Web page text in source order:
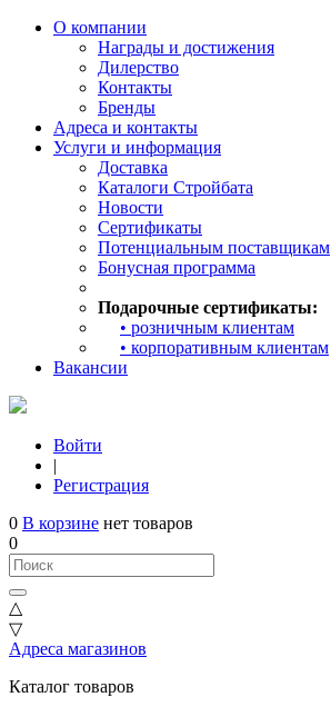
О компании
Награды и достижения
Дилерство
Контакты
Бренды
Адреса и контакты
Услуги и информация
Доставка
Каталоги Стройбата
Новости
Сертификаты
Потенциальным поставщикам
Бонусная программа
Подарочные сертификаты:
• розничным клиентам
• корпоративным клиентам
Вакансии
Войти
|
Регистрация
0 В корзине нет товаров
0
△
▽
Адреса магазинов
Каталог товаров